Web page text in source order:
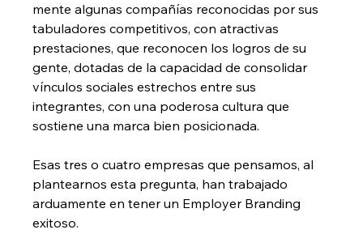
mente algunas compañías reconocidas por sus
tabuladores competitivos, con atractivas
prestaciones, que reconocen los logros de su
gente, dotadas de la capacidad de consolidar
vínculos sociales estrechos entre sus
integrantes, con una poderosa cultura que
sostiene una marca bien posicionada.
Esas tres o cuatro empresas que pensamos, al
plantearnos esta pregunta, han trabajado
arduamente en tener un Employer Branding
exitoso.